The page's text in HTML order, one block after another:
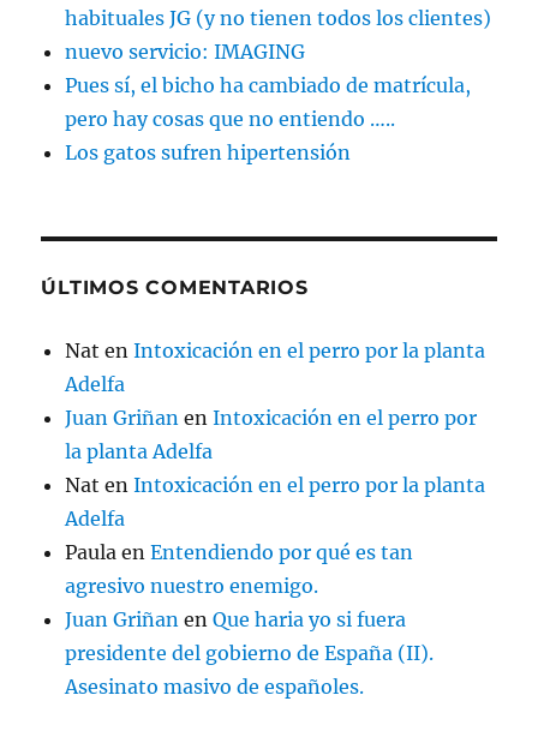
habituales JG (y no tienen todos los clientes)
nuevo servicio: IMAGING
Pues sí, el bicho ha cambiado de matrícula,
pero hay cosas que no entiendo …..
Los gatos sufren hipertensión
ÚLTIMOS COMENTARIOS
Nat enIntoxicación en el perro por la planta
Adelfa
Juan Griñan enIntoxicación en el perro por
la planta Adelfa
Nat enIntoxicación en el perro por la planta
Adelfa
Paula enEntendiendo por qué es tan
agresivo nuestro enemigo.
Juan Griñan enQue haria yo si fuera
presidente del gobierno de España (II).
Asesinato masivo de españoles.